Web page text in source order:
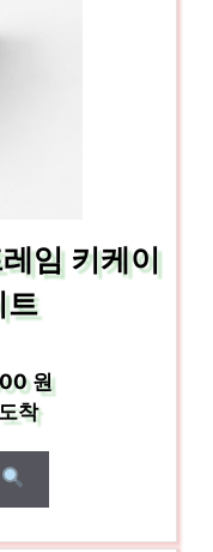
임 키케이
트
원
착